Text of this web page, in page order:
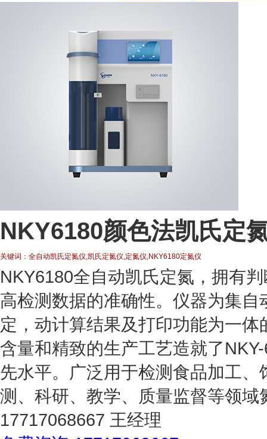
NKY6180颜色法凯氏定
关键词：全自动凯氏定氮仪,凯氏定氮仪,定氮仪,NKY6180定氮仪
NKY6180全自动凯氏定氮，拥有
高检测数据的准确性。仪器为集
定，动计算结果及打印功能为一
含量和精致的生产工艺造就了
先水平。广泛用于检测食品加工
测、科研、教学、质量监督等领
17717068667 王经理